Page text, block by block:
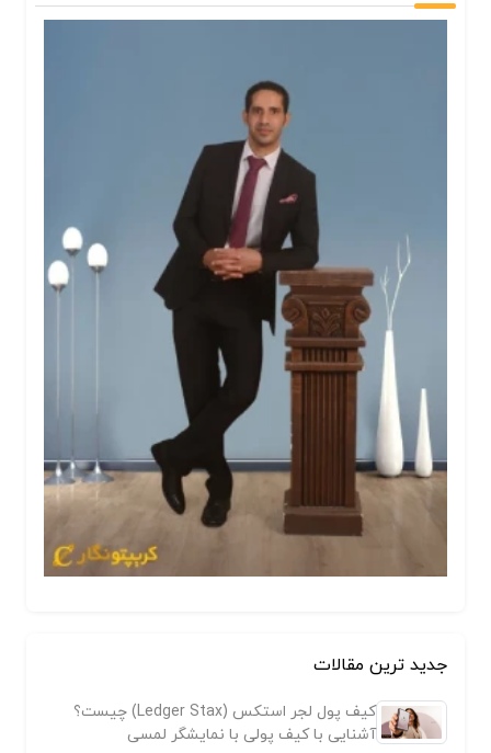
جدید ترین مقالات
کیف پول لجر استکس (Ledger Stax) چیست؟
آشنایی با کیف پولی با نمایشگر لمسی